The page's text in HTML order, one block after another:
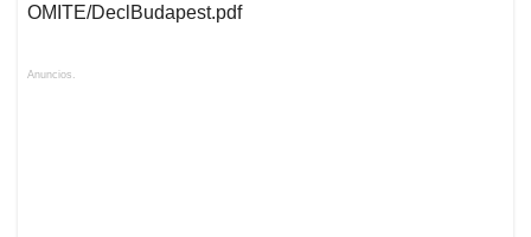
OMITE/DeclBudapest.pdf
Anuncios.